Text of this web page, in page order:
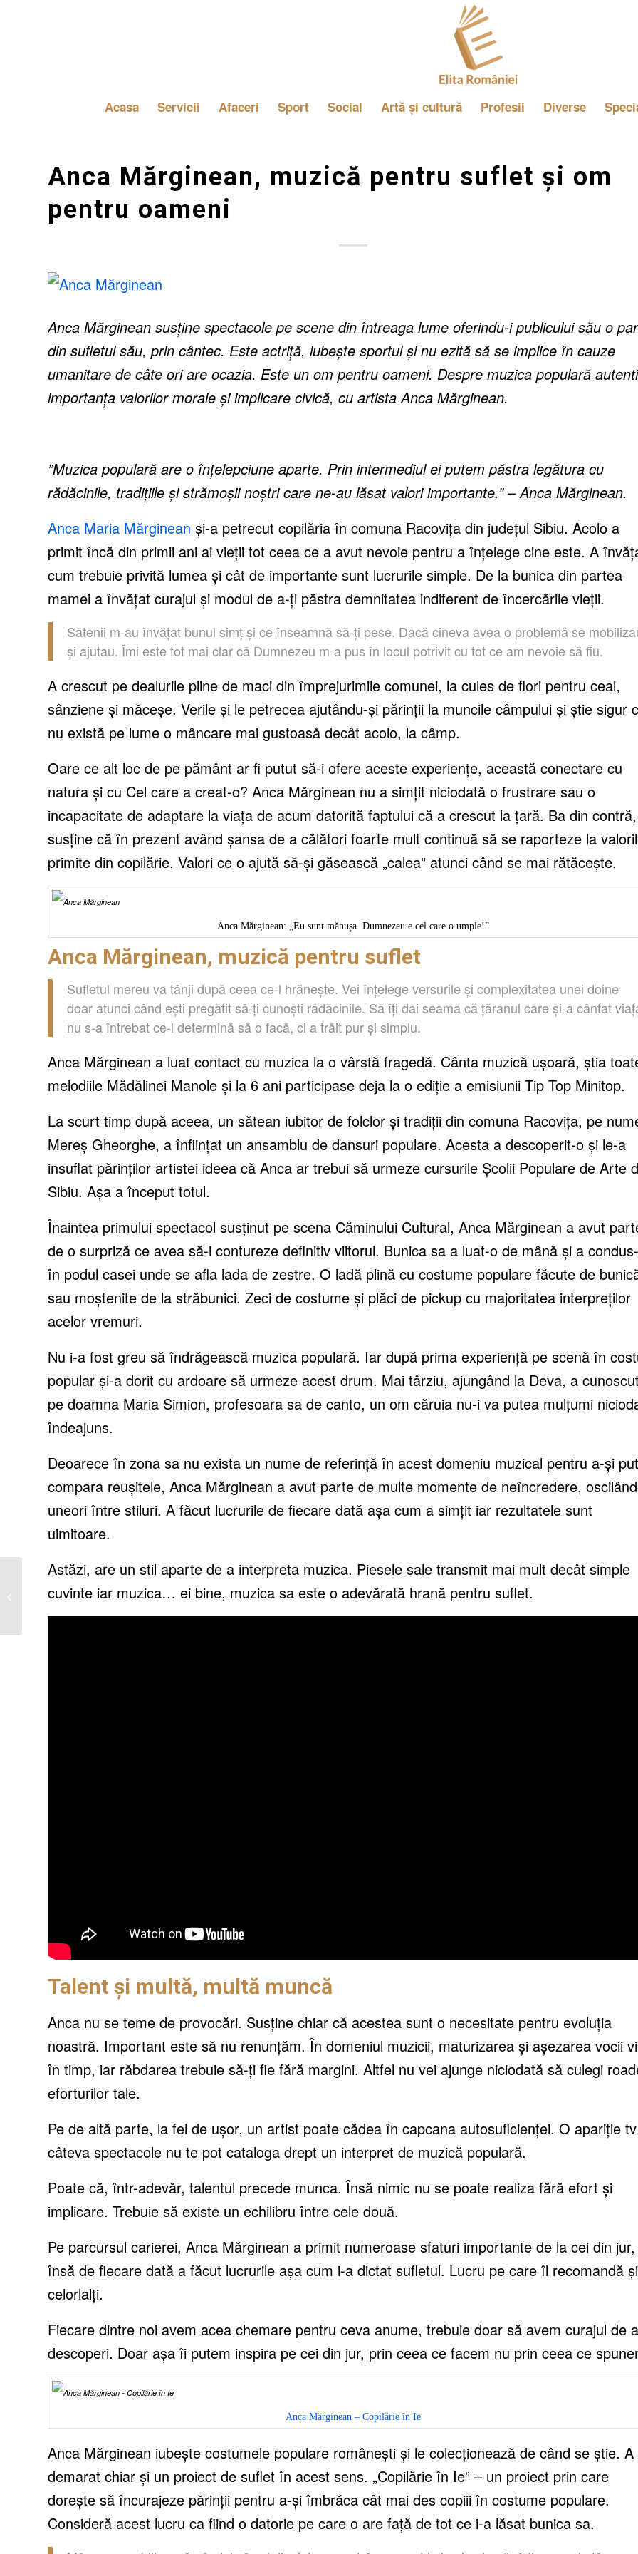
Acasa Servicii Afaceri Sport Social Artă și cultură Profesii Diverse
Anca Mărginean, muzică pentru suflet și om
pentru oameni
Anca Mărginean susține spectacole pe scene din întreaga lume oferindu-i publicului său o
din sufletul său, prin cântec. Este actriță, iubește sportul și nu ezită să se implice în cauze
umanitare de câte ori are ocazia. Este un om pentru oameni. Despre muzica populară
importanța valorilor morale și implicare civică, cu artista Anca Mărginean.
”Muzica populară are o înțelepciune aparte. Prin intermediul ei putem păstra legătura cu
rădăcinile, tradițiile și strămoșii noștri care ne-au lăsat valori importante.” – Anca Mărginean.
Anca Maria Mărginean și-a petrecut copilăria în comuna Racovița din județul Sibiu. Acolo a
primit încă din primii ani ai vieții tot ceea ce a avut nevoie pentru a înțelege cine este. A
cum trebuie privită lumea și cât de importante sunt lucrurile simple. De la bunica din partea
mamei a învățat curajul și modul de a-ți păstra demnitatea indiferent de încercările vieții.
Sătenii m-au învățat bunul simț și ce înseamnă să-ți pese. Dacă cineva avea o problemă se
și ajutau. Îmi este tot mai clar că Dumnezeu m-a pus în locul potrivit cu tot ce am nevoie să fiu.
A crescut pe dealurile pline de maci din împrejurimile comunei, la cules de flori pentru ceai,
sânziene și măceșe. Verile și le petrecea ajutându-și părinții la muncile câmpului și știe sigur
nu există pe lume o mâncare mai gustoasă decât acolo, la câmp.
Oare ce alt loc de pe pământ ar fi putut să-i ofere aceste experiențe, această conectare cu
natura și cu Cel care a creat-o? Anca Mărginean nu a simțit niciodată o frustrare sau o
incapacitate de adaptare la viața de acum datorită faptului că a crescut la țară. Ba din contră,
susține că în prezent având șansa de a călători foarte mult continuă să se raporteze la
primite din copilărie. Valori ce o ajută să-și găsească „calea” atunci când se mai rătăcește.
Anca Mărginean: „Eu sunt mănușa. Dumnezeu e cel care o umple!”
Anca Mărginean, muzică pentru suflet
Sufletul mereu va tânji după ceea ce-l hrănește. Vei înțelege versurile și complexitatea unei doine
doar atunci când ești pregătit să-ți cunoști rădăcinile. Să îți dai seama că țăranul care și-a cântat
nu s-a întrebat ce-l determină să o facă, ci a trăit pur și simplu.
Anca Mărginean a luat contact cu muzica la o vârstă fragedă. Cânta muzică ușoară, știa
melodiile Mădălinei Manole și la 6 ani participase deja la o ediție a emisiunii Tip Top Minitop.
La scurt timp după aceea, un sătean iubitor de folclor și tradiții din comuna Racovița, pe
Mereș Gheorghe, a înființat un ansamblu de dansuri populare. Acesta a descoperit-o și le-a
insuflat părinților artistei ideea că Anca ar trebui să urmeze cursurile Școlii Populare de Arte
Sibiu. Așa a început totul.
Înaintea primului spectacol susținut pe scena Căminului Cultural, Anca Mărginean a avut
de o surpriză ce avea să-i contureze definitiv viitorul. Bunica sa a luat-o de mână și a
în podul casei unde se afla lada de zestre. O ladă plină cu costume populare făcute de
sau moștenite de la străbunici. Zeci de costume și plăci de pickup cu majoritatea interpreților
acelor vremuri.
Nu i-a fost greu să îndrăgească muzica populară. Iar după prima experiență pe scenă în
popular și-a dorit cu ardoare să urmeze acest drum. Mai târziu, ajungând la Deva, a
pe doamna Maria Simion, profesoara sa de canto, un om căruia nu-i va putea mulțumi
îndeajuns.
Deoarece în zona sa nu exista un nume de referință în acest domeniu muzical pentru a-și
compara reușitele, Anca Mărginean a avut parte de multe momente de neîncredere, oscilând
uneori între stiluri. A făcut lucrurile de fiecare dată așa cum a simțit iar rezultatele sunt
uimitoare.
Astăzi, are un stil aparte de a interpreta muzica. Piesele sale transmit mai mult decât simple
cuvinte iar muzica… ei bine, muzica sa este o adevărată hrană pentru suflet.
Talent și multă, multă muncă
Anca nu se teme de provocări. Susține chiar că acestea sunt o necesitate pentru evoluția
noastră. Important este să nu renunțăm. În domeniul muzicii, maturizarea și așezarea vocii
în timp, iar răbdarea trebuie să-ți fie fără margini. Altfel nu vei ajunge niciodată să culegi
eforturilor tale.
Pe de altă parte, la fel de ușor, un artist poate cădea în capcana autosuficienței. O apariție
câteva spectacole nu te pot cataloga drept un interpret de muzică populară.
Poate că, într-adevăr, talentul precede munca. Însă nimic nu se poate realiza fără efort și
implicare. Trebuie să existe un echilibru între cele două.
Pe parcursul carierei, Anca Mărginean a primit numeroase sfaturi importante de la cei din jur,
însă de fiecare dată a făcut lucrurile așa cum i-a dictat sufletul. Lucru pe care îl recomandă și
celorlalți.
Fiecare dintre noi avem acea chemare pentru ceva anume, trebuie doar să avem curajul de
descoperi. Doar așa îi putem inspira pe cei din jur, prin ceea ce facem nu prin ceea ce
Anca Mărginean – Copilărie în Ie
Anca Mărginean iubește costumele populare românești și le colecționează de când se știe. A
demarat chiar și un proiect de suflet în acest sens. „Copilărie în Ie” – un proiect prin care
dorește să încurajeze părinții pentru a-și îmbrăca cât mai des copiii în costume populare.
Consideră acest lucru ca fiind o datorie pe care o are față de tot ce i-a lăsat bunica sa.
Caruța cu Bani a lui
Bogdan Dinu și
români